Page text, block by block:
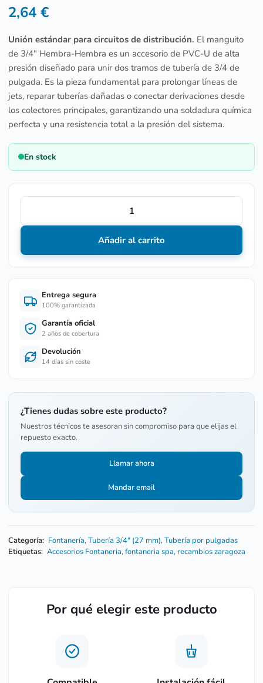
2,64 €
Unión estándar para circuitos de distribución. El manguito
de 3/4″ Hembra-Hembra es un accesorio de PVC-U de alta
presión diseñado para unir dos tramos de tubería de 3/4 de
pulgada. Es la pieza fundamental para prolongar líneas de
jets, reparar tuberías dañadas o conectar derivaciones desde
los colectores principales, garantizando una soldadura química
perfecta y una resistencia total a la presión del sistema.
En stock
Añadir al carrito
Entrega segura
100% garantizada
Garantía oficial
2 años de cobertura
Devolución
14 días sin coste
¿Tienes dudas sobre este producto?
Nuestros técnicos te asesoran sin compromiso para que elijas el
repuesto exacto.
Llamar ahora
Mandar email
Categoría: Fontanería,Tubería 3/4" (27 mm),Tubería por pulgadas
Etiquetas: Accesorios Fontaneria,fontaneria spa, recambios zaragoza
Por qué elegir este producto